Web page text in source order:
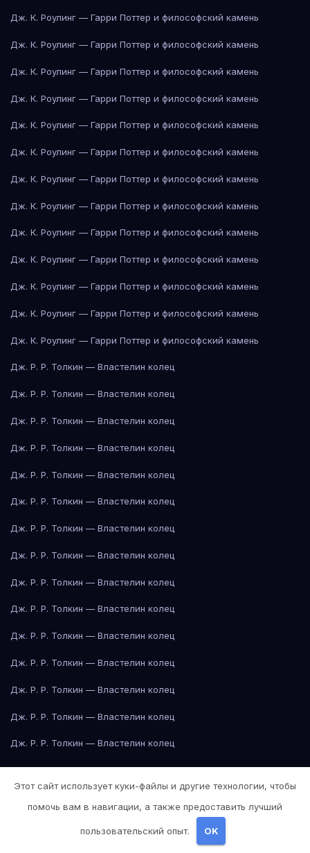
Дж. К. Роулинг — Гарри Поттер и философский камень
Дж. К. Роулинг — Гарри Поттер и философский камень
Дж. К. Роулинг — Гарри Поттер и философский камень
Дж. К. Роулинг — Гарри Поттер и философский камень
Дж. К. Роулинг — Гарри Поттер и философский камень
Дж. К. Роулинг — Гарри Поттер и философский камень
Дж. К. Роулинг — Гарри Поттер и философский камень
Дж. К. Роулинг — Гарри Поттер и философский камень
Дж. К. Роулинг — Гарри Поттер и философский камень
Дж. К. Роулинг — Гарри Поттер и философский камень
Дж. К. Роулинг — Гарри Поттер и философский камень
Дж. К. Роулинг — Гарри Поттер и философский камень
Дж. К. Роулинг — Гарри Поттер и философский камень
Дж. Р. Р. Толкин — Властелин колец
Дж. Р. Р. Толкин — Властелин колец
Дж. Р. Р. Толкин — Властелин колец
Дж. Р. Р. Толкин — Властелин колец
Дж. Р. Р. Толкин — Властелин колец
Дж. Р. Р. Толкин — Властелин колец
Дж. Р. Р. Толкин — Властелин колец
Дж. Р. Р. Толкин — Властелин колец
Дж. Р. Р. Толкин — Властелин колец
Дж. Р. Р. Толкин — Властелин колец
Дж. Р. Р. Толкин — Властелин колец
Дж. Р. Р. Толкин — Властелин колец
Дж. Р. Р. Толкин — Властелин колец
Дж. Р. Р. Толкин — Властелин колец
Дж. Р. Р. Толкин — Властелин колец
Дж. Р. Р. Толкин — Властелин колец
Этот сайт использует куки-файлы и другие технологии, чтобы
помочь вам в навигации, а также предоставить лучший
пользовательский опыт. OK